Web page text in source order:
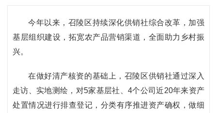
今年以来，召陵区持续深化供销社综合改革，加强
基层组织建设，拓宽农产品营销渠道，全面助力乡村振
兴。
在做好清产核资的基础上，召陵区供销社通过深入
走访、实地测绘，对5家基层社、4个公司近20年来资产
处置情况进行排查登记，分类有序推进资产确权，做细